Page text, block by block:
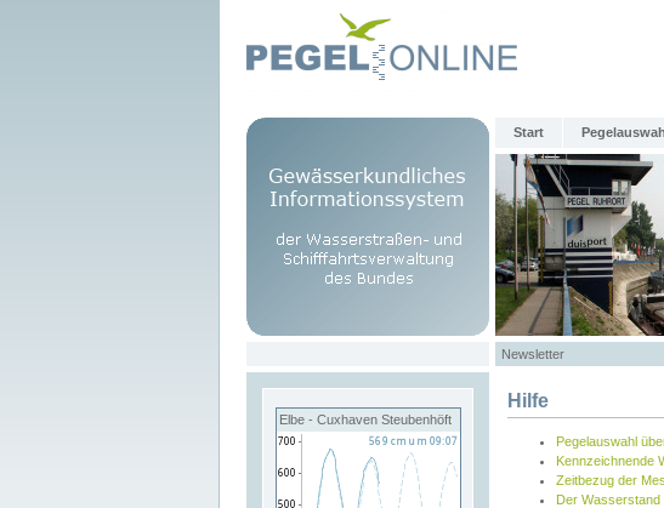
Start
Newsletter
Elbe - Cuxhaven Steubenhöft
Hilfe
Pegelauswahl
Kennzeichnende
Zeitbezug der
Der Wasserstand